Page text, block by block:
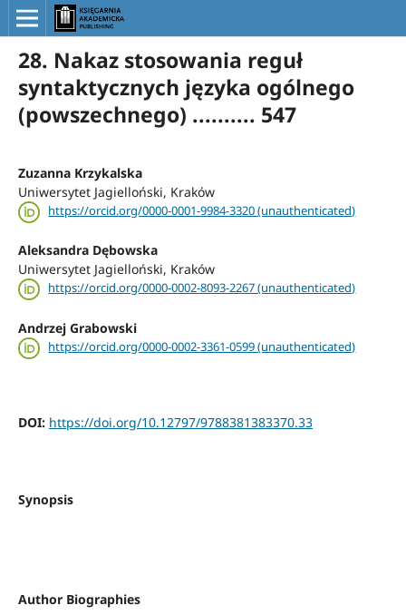
28. Nakaz stosowania reguł
syntaktycznych języka ogólnego
(powszechnego) .......... 547
Zuzanna Krzykalska
Uniwersytet Jagielloński, Kraków
https://orcid.org/0000-0001-9984-3320 (unauthenticated)
Aleksandra Dębowska
Uniwersytet Jagielloński, Kraków
https://orcid.org/0000-0002-8093-2267 (unauthenticated)
Andrzej Grabowski
https://orcid.org/0000-0002-3361-0599 (unauthenticated)
DOI: https://doi.org/10.12797/9788381383370.33
Synopsis
Author Biographies